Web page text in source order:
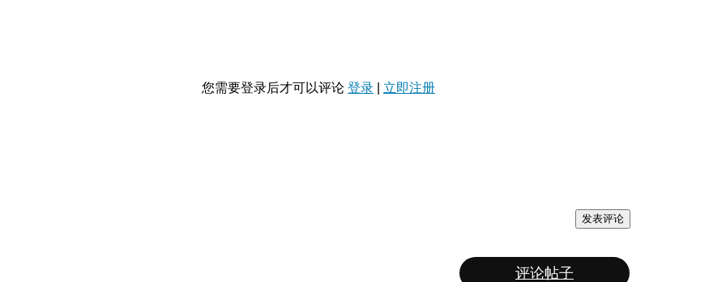
您需要登录后才可以评论 登录 立即注册
发表评论
评论帖子